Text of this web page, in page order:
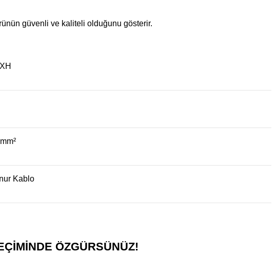
güvenli ve kaliteli olduğunu gösterir.
Kablo
ÖZGÜRSÜNÜZ!